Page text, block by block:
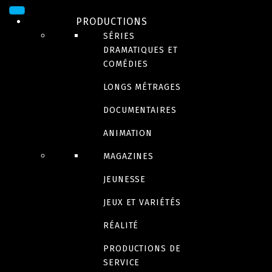
PRODUCTIONS
SÉRIES
DRAMATIQUES ET
COMÉDIES
LONGS MÉTRAGES
DOCUMENTAIRES
ANIMATION
MAGAZINES
JEUNESSE
JEUX ET VARIÉTÉS
RÉALITÉ
PRODUCTIONS DE
SERVICE
Nous sommes Jane